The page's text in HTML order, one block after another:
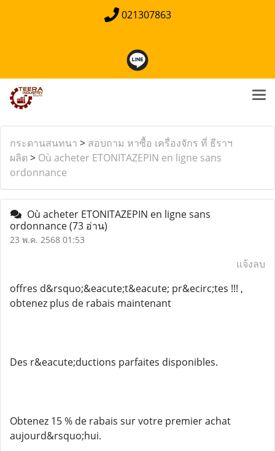
021307863
กระดานสนทนา > สอบถาม หาซื้อ เครื่องจักร ที่ ธีราฯ
ผลิต > Où acheter ETONITAZEPIN en ligne sans
ordonnance
Où acheter ETONITAZEPIN en ligne sans
ordonnance(73 อ่าน)
23 พ.ค. 2568 01:53
แจ้งลบ
offres d&rsquo;&eacute;t&eacute; pr&ecirc;tes !!! ,
obtenez plus de rabais maintenant
Des r&eacute;ductions parfaites disponibles.
Obtenez 15 % de rabais sur votre premier achat
aujourd&rsquo;hui.